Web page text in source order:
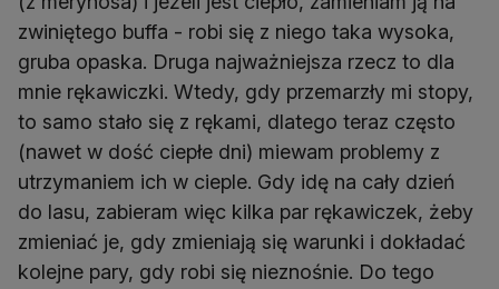
zwiniętego buffa - robi się z niego taka wysoka,
gruba opaska. Druga najważniejsza rzecz to dla
mnie rękawiczki. Wtedy, gdy przemarzły mi stopy,
to samo stało się z rękami, dlatego teraz często
(nawet w dość ciepłe dni) miewam problemy z
utrzymaniem ich w cieple. Gdy idę na cały dzień
do lasu, zabieram więc kilka par rękawiczek, żeby
zmieniać je, gdy zmieniają się warunki i dokładać
kolejne pary, gdy robi się nieznośnie. Do tego